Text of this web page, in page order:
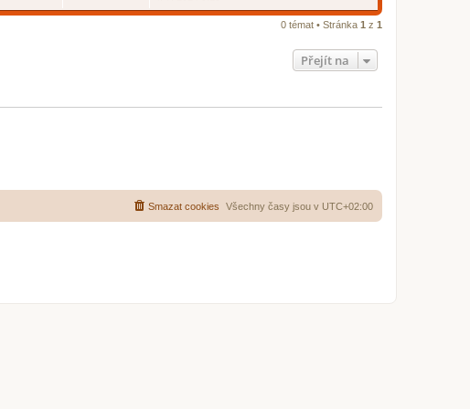
d
v
0 témat • Stránka 1 z 1
Přejít na
Všechny časy jsou v UTC+02:00
Smazat cookies